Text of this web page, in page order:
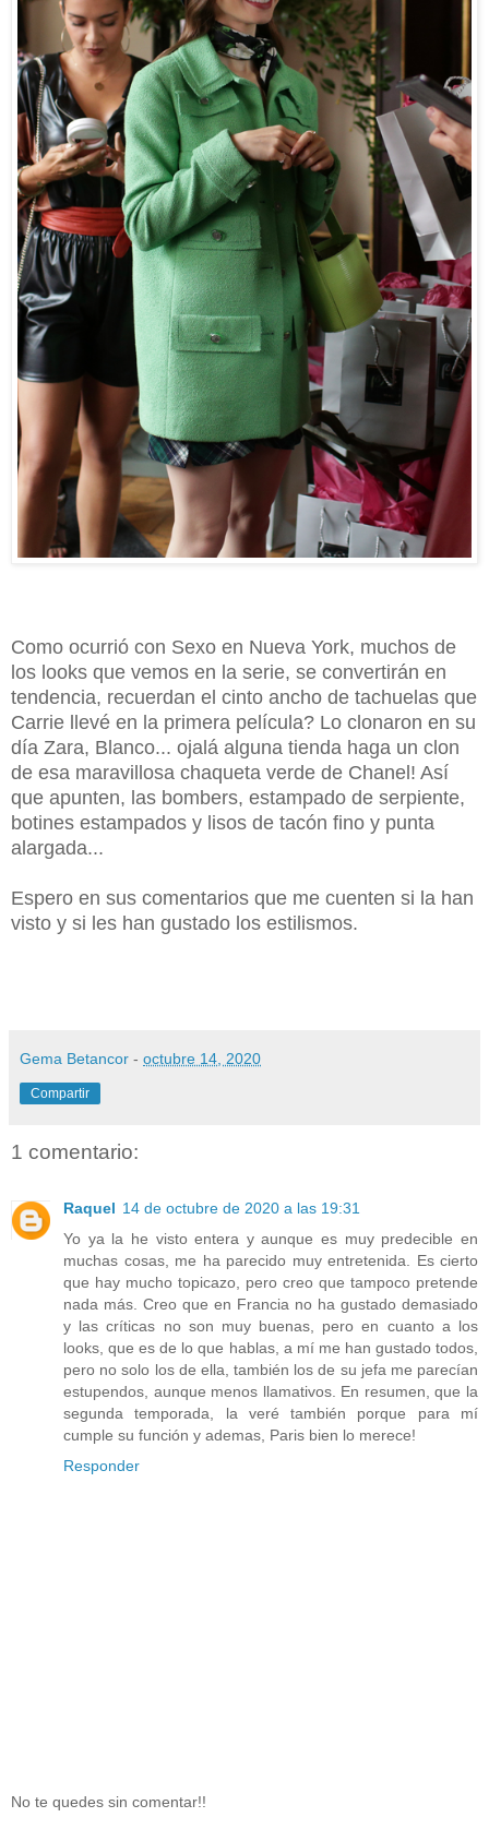
Como ocurrió con Sexo en Nueva York, muchos de
los looks que vemos en la serie, se convertirán en
tendencia, recuerdan el cinto ancho de tachuelas que
Carrie llevé en la primera película? Lo clonaron en su
día Zara, Blanco... ojalá alguna tienda haga un clon
de esa maravillosa chaqueta verde de Chanel! Así
que apunten, las bombers, estampado de serpiente,
botines estampados y lisos de tacón fino y punta
alargada...
Espero en sus comentarios que me cuenten si la han
visto y si les han gustado los estilismos.
Gema Betancor - octubre 14, 2020
Compartir
1 comentario:
Raquel 14 de octubre de 2020 a las 19:31
Yo ya la he visto entera y aunque es muy predecible en
muchas cosas, me ha parecido muy entretenida. Es cierto
que hay mucho topicazo, pero creo que tampoco pretende
nada más. Creo que en Francia no ha gustado demasiado
y las críticas no son muy buenas, pero en cuanto a los
looks, que es de lo que hablas, a mí me han gustado todos,
pero no solo los de ella, también los de su jefa me parecían
estupendos, aunque menos llamativos. En resumen, que la
segunda temporada, la veré también porque para mí
cumple su función y ademas, Paris bien lo merece!
Responder
No te quedes sin comentar!!